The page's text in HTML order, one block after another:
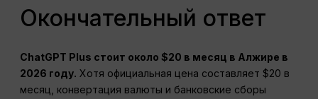
Окончательный ответ
ChatGPT Plus стоит около $20 в месяц в Алжире в
2026 году. Хотя официальная цена составляет $20 в
месяц, конвертация валюты и банковские сборы